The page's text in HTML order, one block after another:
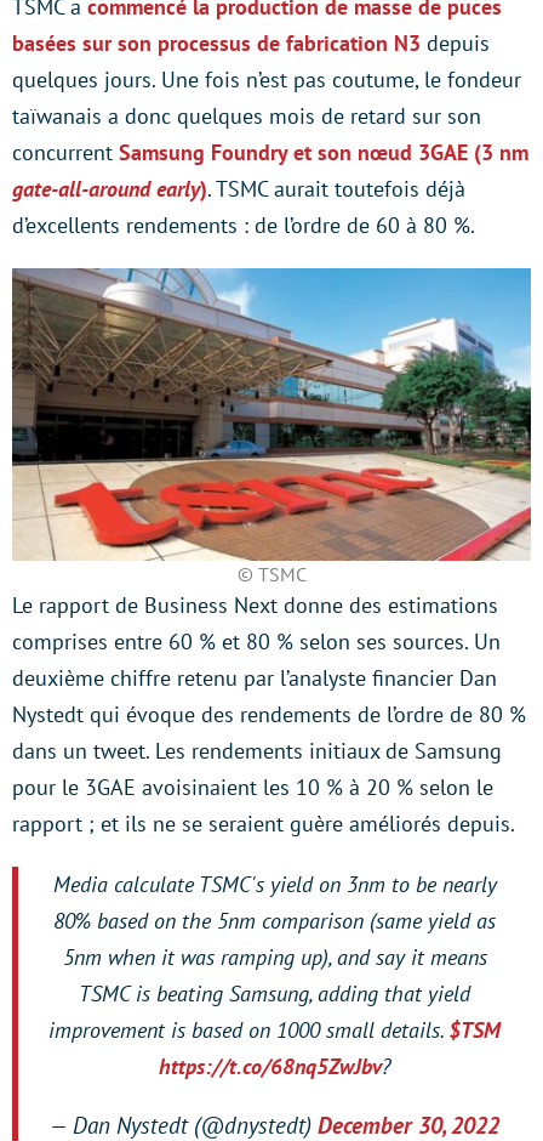
TSMC a commencé la production de masse de puces
basées sur son processus de fabrication N3 depuis
quelques jours. Une fois n’est pas coutume, le fondeur
taïwanais a donc quelques mois de retard sur son
concurrent Samsung Foundry et son nœud 3GAE (3 nm
gate-all-around early). TSMC aurait toutefois déjà
d’excellents rendements : de l’ordre de 60 à 80 %.
© TSMC
Le rapport de Business Next donne des estimations
comprises entre 60 % et 80 % selon ses sources. Un
deuxième chiffre retenu par l’analyste financier Dan
Nystedt qui évoque des rendements de l’ordre de 80 %
dans un tweet. Les rendements initiaux de Samsung
pour le 3GAE avoisinaient les 10 % à 20 % selon le
rapport ; et ils ne se seraient guère améliorés depuis.
Media calculate TSMC's yield on 3nm to be nearly
80% based on the 5nm comparison (same yield as
5nm when it was ramping up), and say it means
TSMC is beating Samsung, adding that yield
improvement is based on 1000 small details. $TSM
https://t.co/68nq5ZwJbv?
— Dan Nystedt (@dnystedt) December 30, 2022